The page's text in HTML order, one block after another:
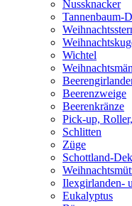
Nussknacker
Tannenbaum-
Wichtel
Beerenzweige
Beerenkränze
Pick-up,
Schlitten
Züge
Schottland-
Ilexgirlanden-
Eukalyptus